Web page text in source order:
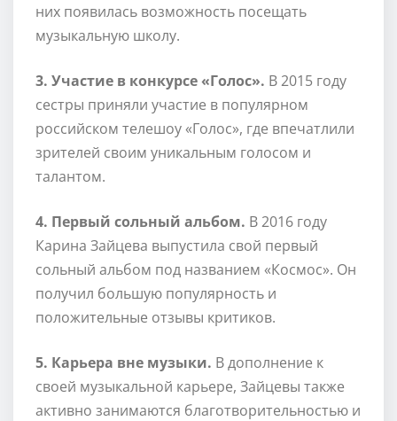
них появилась возможность посещать
музыкальную школу.
3. Участие в конкурсе «Голос». В 2015 году
сестры приняли участие в популярном
российском телешоу «Голос», где впечатлили
зрителей своим уникальным голосом и
талантом.
4. Первый сольный альбом. В 2016 году
Карина Зайцева выпустила свой первый
сольный альбом под названием «Космос». Он
получил большую популярность и
положительные отзывы критиков.
5. Карьера вне музыки. В дополнение к
своей музыкальной карьере, Зайцевы также
активно занимаются благотворительностью и